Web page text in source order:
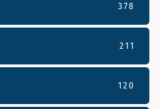
378
211
120